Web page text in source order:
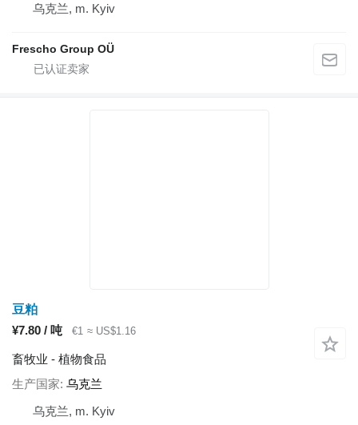
乌克兰, m. Kyiv
Frescho Group OÜ
豆粕
¥7.80 / 吨
€1 ≈ US$1.16
畜牧业 - 植物食品
生产国家 乌克兰
乌克兰, m. Kyiv